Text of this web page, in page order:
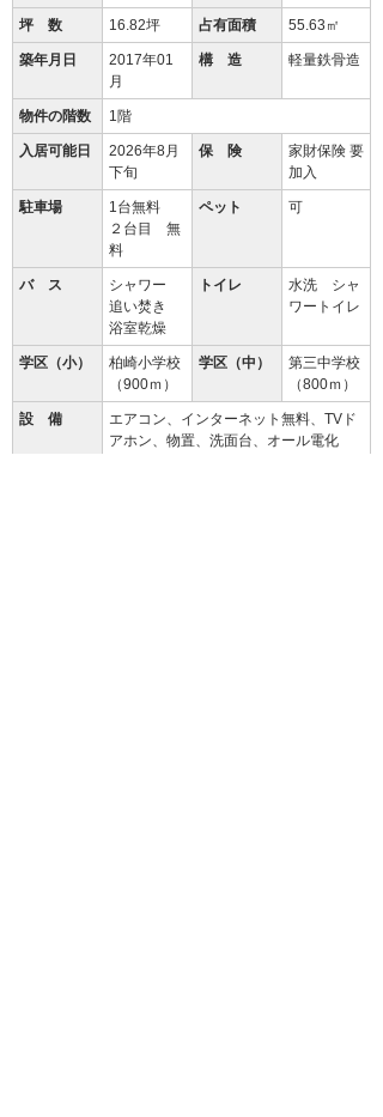
坪 数 16.82坪 占有面積 55.63㎡
築年月日
2017年01
月
構 造 軽量鉄骨造
物件の階数 1階
入居可能日
2026年8月
下旬
保 険
家財保険 要
加入
駐車場
1台無料
２台目 無
料
ペット 可
バ ス
シャワー
追い焚き
浴室乾燥
トイレ
水洗 シャ
ワートイレ
学区（小）
柏崎小学校
（900ｍ）
学区（中）
第三中学校
（800ｍ）
設 備
エアコン、インターネット無料、TVド
アホン、物置、洗面台、オール電化